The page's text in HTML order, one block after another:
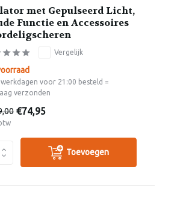
met Gepulseerd Licht,
Functie en Accessoires
Vergelijk
voor 21:00 besteld =
verzonden
€74,95
Toevoegen